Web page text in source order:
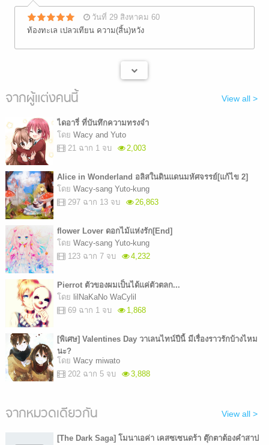
วันที่ 29 สิงหาคม 60
ท้องทะเล เปลวเทียน ความ(สิ้น)หวัง
จากผู้แต่งคนนี้ View all >
ไดอารี่ ที่บันทึกความทรงจำ
โดย Wacy and Yuto
21 ฉาก 1 จบ
2,003
Alice in Wonderland อลิสในดินแดนมหัศจรรย์[แก้ไข 2]
โดย Wacy-sang Yuto-kung
297 ฉาก 13 จบ
26,863
flower Lover ดอกไม้แห่งรัก[End]
โดย Wacy-sang Yuto-kung
123 ฉาก 7 จบ
4,232
Pierrot ตัวของผมเป็นได้แค่ตัวตลก...
โดย lilNaKaNo WaCylil
69 ฉาก 1 จบ
1,868
[พิเศษ] Valentines Day วาเลนไทน์ปีนี้ มีเรื่องราวรักบ้างไหม
นะ?
โดย Wacy miwato
202 ฉาก 5 จบ
3,888
จากหมวดเดียวกัน View all >
[The Dark Saga] โมนาเอค่า เคสซเซนดร้า ตุ๊กตาต้องคำสาป